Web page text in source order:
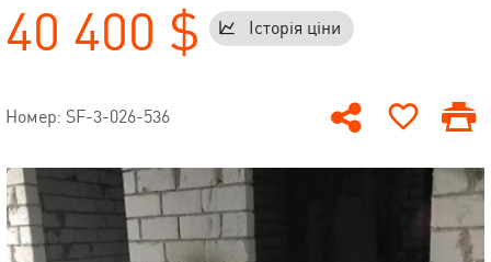
40 400 $ Історія ціни
Номер: SF-3-026-536